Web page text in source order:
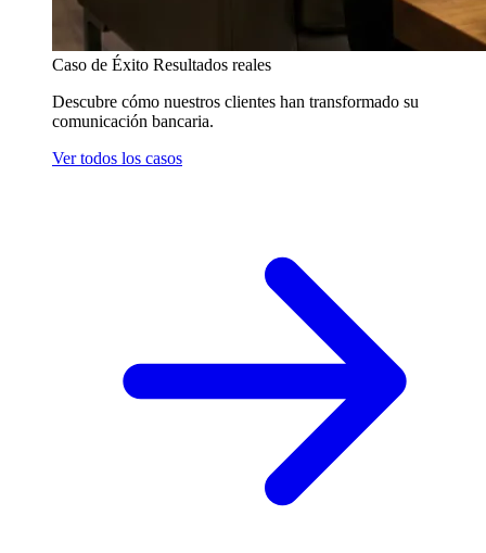
Caso de Éxito Resultados reales
Descubre cómo nuestros clientes han transformado su
comunicación bancaria.
Ver todos los casos